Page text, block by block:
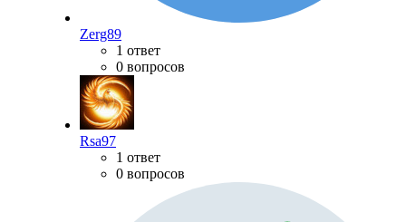
Zerg89
1 ответ
0 вопросов
Rsa97
1 ответ
0 вопросов